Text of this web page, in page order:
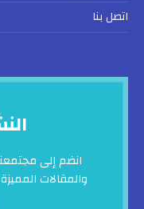
اتصل بنا
انضم إلى
والمقالات